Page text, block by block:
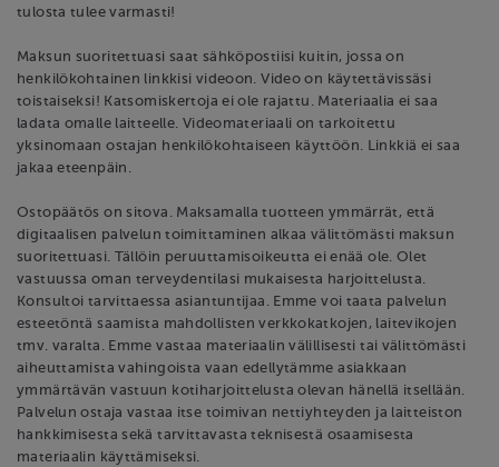
tulosta tulee varmasti!
Maksun suoritettuasi saat sähköpostiisi kuitin, jossa on
henkilökohtainen linkkisi videoon. Video on käytettävissäsi
toistaiseksi! Katsomiskertoja ei ole rajattu. Materiaalia ei saa
ladata omalle laitteelle. Videomateriaali on tarkoitettu
yksinomaan ostajan henkilökohtaiseen käyttöön. Linkkiä ei saa
jakaa eteenpäin.
Ostopäätös on sitova. Maksamalla tuotteen ymmärrät, että
digitaalisen palvelun toimittaminen alkaa välittömästi maksun
suoritettuasi. Tällöin peruuttamisoikeutta ei enää ole. Olet
vastuussa oman terveydentilasi mukaisesta harjoittelusta.
Konsultoi tarvittaessa asiantuntijaa. Emme voi taata palvelun
esteetöntä saamista mahdollisten verkkokatkojen, laitevikojen
tmv. varalta. Emme vastaa materiaalin välillisesti tai välittömästi
aiheuttamista vahingoista vaan edellytämme asiakkaan
ymmärtävän vastuun kotiharjoittelusta olevan hänellä itsellään.
Palvelun ostaja vastaa itse toimivan nettiyhteyden ja laitteiston
hankkimisesta sekä tarvittavasta teknisestä osaamisesta
materiaalin käyttämiseksi.